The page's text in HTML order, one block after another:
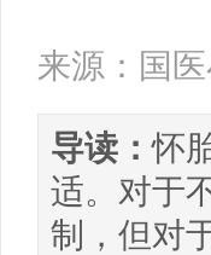
来源：国
导读：怀
适。对于
制，但对